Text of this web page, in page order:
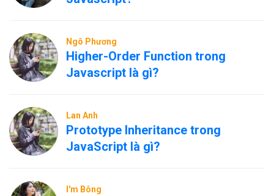
Ngô Phương
Higher-Order Function trong
Javascript là gì?
Lan Anh
Prototype Inheritance trong
JavaScript là gì?
I'm Bông